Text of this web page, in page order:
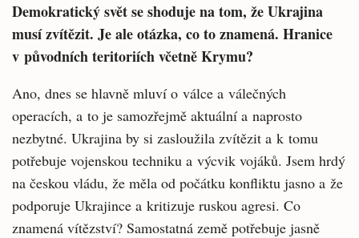
Demokratický svět se shoduje na tom, že Ukrajina
musí zvítězit. Je ale otázka, co to znamená. Hranice
v původních teritoriích včetně Krymu?
Ano, dnes se hlavně mluví o válce a válečných
operacích, a to je samozřejmě aktuální a naprosto
nezbytné. Ukrajina by si zasloužila zvítězit a k tomu
potřebuje vojenskou techniku a výcvik vojáků. Jsem hrdý
na českou vládu, že měla od počátku konfliktu jasno a že
podporuje Ukrajince a kritizuje ruskou agresi. Co
znamená vítězství? Samostatná země potřebuje jasně